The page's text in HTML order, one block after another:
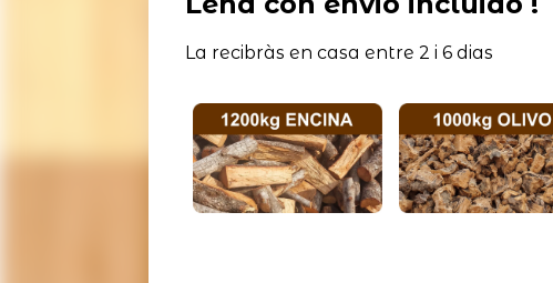
La recibràs en casa entre 2 i 6 dias